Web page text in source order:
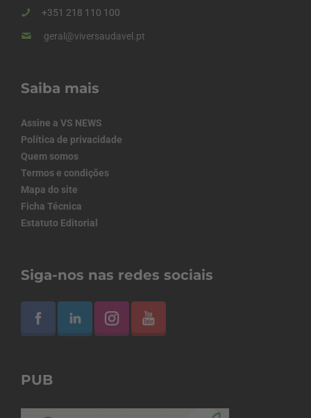
+351 218 110 100
geral@viversaudavel.pt
Saiba mais
Assine a VS NEWS
Política de privacidade
Quem somos
Termos e condições
Mapa do site
Ficha Técnica
Estatuto Editorial
Siga-nos nas redes sociais
PUB